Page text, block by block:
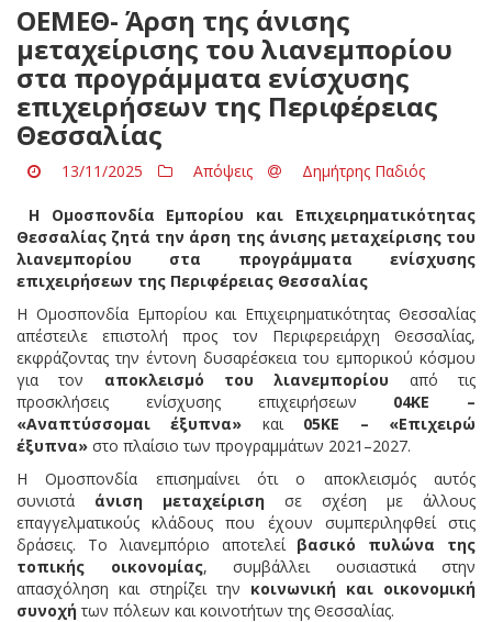
ΟΕΜΕΘ- Άρση της άνισης
μεταχείρισης του λιανεμπορίου
στα προγράμματα ενίσχυσης
επιχειρήσεων της Περιφέρειας
Θεσσαλίας
13/11/2025 Απόψεις Δημήτρης Παδιός
Η Ομοσπονδία Εμπορίου και Επιχειρηματικότητας
Θεσσαλίας ζητά την άρση της άνισης μεταχείρισης του
λιανεμπορίου στα προγράμματα ενίσχυσης
επιχειρήσεων της Περιφέρειας Θεσσαλίας
Η Ομοσπονδία Εμπορίου και Επιχειρηματικότητας Θεσσαλίας
απέστειλε επιστολή προς τον Περιφερειάρχη Θεσσαλίας,
εκφράζοντας την έντονη δυσαρέσκεια του εμπορικού κόσμου
για τον αποκλεισμό του λιανεμπορίου από τις
προσκλήσεις ενίσχυσης επιχειρήσεων 04ΚΕ –
«Αναπτύσσομαι έξυπνα» και 05ΚΕ – «Επιχειρώ
έξυπνα» στο πλαίσιο των προγραμμάτων 2021–2027.
Η Ομοσπονδία επισημαίνει ότι ο αποκλεισμός αυτός
συνιστά άνιση μεταχείριση σε σχέση με άλλους
επαγγελματικούς κλάδους που έχουν συμπεριληφθεί στις
δράσεις. Το λιανεμπόριο αποτελεί βασικό πυλώνα της
τοπικής οικονομίας, συμβάλλει ουσιαστικά στην
απασχόληση και στηρίζει την κοινωνική και οικονομική
συνοχή των πόλεων και κοινοτήτων της Θεσσαλίας.